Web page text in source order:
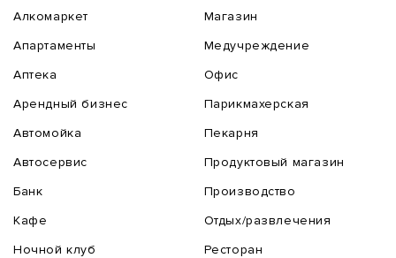
Алкомаркет
Апартаменты
Аптека
Арендный бизнес
Автомойка
Автосервис
Банк
Кафе
Ночной клуб
Магазин
Медучреждение
Офис
Парикмахерская
Пекарня
Продуктовый магазин
Производство
Отдых/развлечения
Ресторан